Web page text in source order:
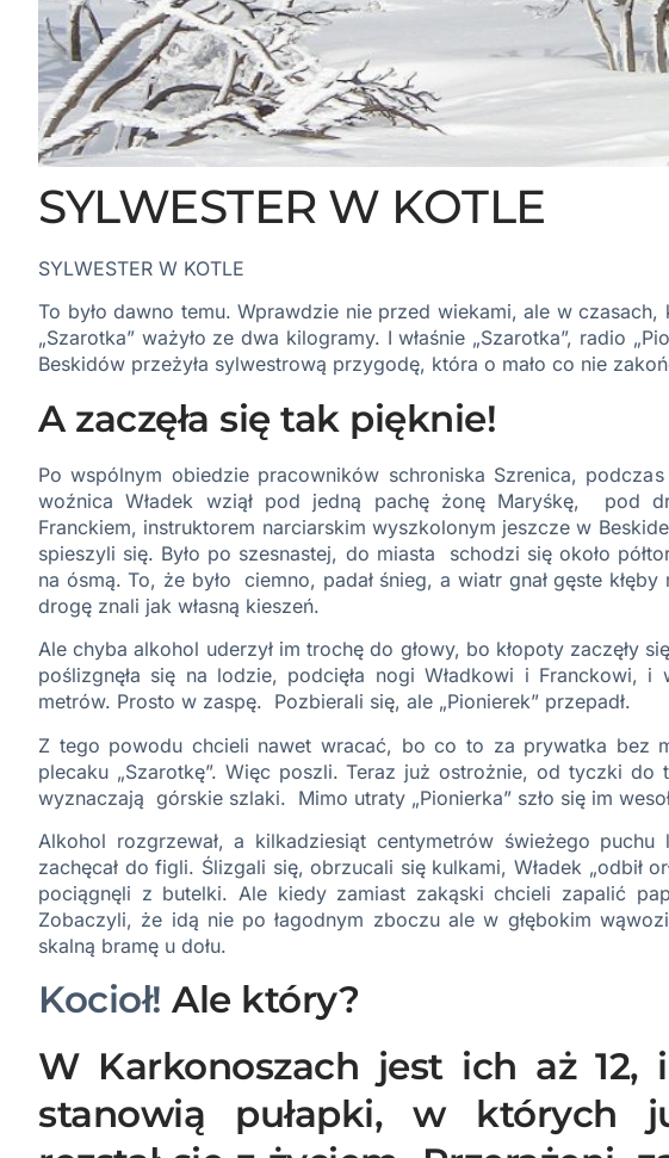
SYLWESTER W KOTLE
SYLWESTER W KOTLE
To było dawno temu. Wprawdzie nie przed wiekami, ale w czasach,
„Szarotka” ważyło ze dwa kilogramy. I właśnie „Szarotka”, radio
Beskidów przeżyła sylwestrową przygodę, która o mało co nie
A zaczęła się tak pięknie!
Po wspólnym obiedzie pracowników schroniska Szrenica,
woźnica Władek wziął pod jedną pachę żonę Maryśkę, pod
Franckiem, instruktorem narciarskim wyszkolonym jeszcze w
spieszyli się. Było po szesnastej, do miasta schodzi się około
na ósmą. To, że było ciemno, padał śnieg, a wiatr gnał gęste
drogę znali jak własną kieszeń.
Ale chyba alkohol uderzył im trochę do głowy, bo kłopoty zaczęły
poślizgnęła się na lodzie, podcięła nogi Władkowi i Franckowi,
metrów. Prosto w zaspę. Pozbierali się, ale „Pionierek” przepadł.
Z tego powodu chcieli nawet wracać, bo co to za prywatka bez
plecaku „Szarotkę”. Więc poszli. Teraz już ostrożnie, od tyczki do
wyznaczają górskie szlaki. Mimo utraty „Pionierka” szło się im
Alkohol rozgrzewał, a kilkadziesiąt centymetrów świeżego
zachęcał do figli. Ślizgali się, obrzucali się kulkami, Władek „odbił
pociągnęli z butelki. Ale kiedy zamiast zakąski chcieli zapalić
Zobaczyli, że idą nie po łagodnym zboczu ale w głębokim
skalną bramę u dołu.
Kocioł! Ale który?
W Karkonoszach jest ich aż
stanowią pułapki, w których